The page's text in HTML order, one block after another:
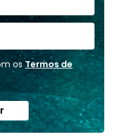
os Termos de